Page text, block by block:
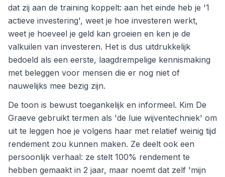
dat zij aan de training koppelt: aan het einde heb je '1
actieve investering', weet je hoe investeren werkt,
weet je hoeveel je geld kan groeien en ken je de
valkuilen van investeren. Het is dus uitdrukkelijk
bedoeld als een eerste, laagdrempelige kennismaking
met beleggen voor mensen die er nog niet of
nauwelijks mee bezig zijn.
De toon is bewust toegankelijk en informeel. Kim De
Graeve gebruikt termen als 'de luie wijventechniek' om
uit te leggen hoe je volgens haar met relatief weinig tijd
rendement zou kunnen maken. Ze deelt ook een
persoonlijk verhaal: ze stelt 100% rendement te
hebben gemaakt in 2 jaar, maar noemt dat zelf 'mijn